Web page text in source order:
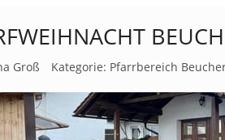
Groß Kategorie: Pfarrbereich